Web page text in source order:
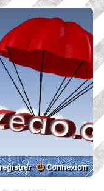
Connexion